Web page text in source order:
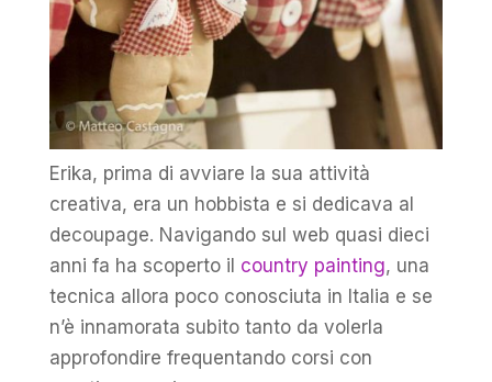
Erika, prima di avviare la sua attività
creativa, era un hobbista e si dedicava al
decoupage. Navigando sul web quasi dieci
anni fa ha scoperto il country painting, una
tecnica allora poco conosciuta in Italia e se
n’è innamorata subito tanto da volerla
approfondire frequentando corsi con